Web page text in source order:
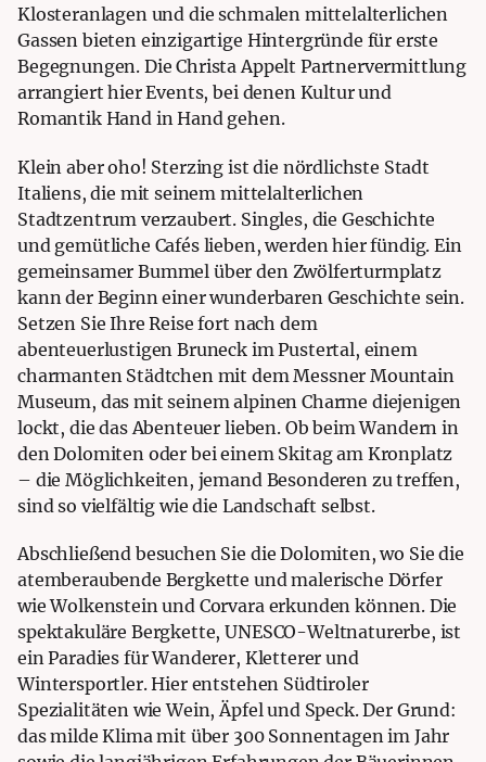
Klosteranlagen und die schmalen mittelalterlichen
Gassen bieten einzigartige Hintergründe für erste
Begegnungen. Die Christa Appelt Partnervermittlung
arrangiert hier Events, bei denen Kultur und
Romantik Hand in Hand gehen.
Klein aber oho! Sterzing ist die nördlichste Stadt
Italiens, die mit seinem mittelalterlichen
Stadtzentrum verzaubert. Singles, die Geschichte
und gemütliche Cafés lieben, werden hier fündig. Ein
gemeinsamer Bummel über den Zwölferturmplatz
kann der Beginn einer wunderbaren Geschichte sein.
Setzen Sie Ihre Reise fort nach dem
abenteuerlustigen Bruneck im Pustertal, einem
charmanten Städtchen mit dem Messner Mountain
Museum, das mit seinem alpinen Charme diejenigen
lockt, die das Abenteuer lieben. Ob beim Wandern in
den Dolomiten oder bei einem Skitag am Kronplatz
– die Möglichkeiten, jemand Besonderen zu treffen,
sind so vielfältig wie die Landschaft selbst.
Abschließend besuchen Sie die Dolomiten, wo Sie die
atemberaubende Bergkette und malerische Dörfer
wie Wolkenstein und Corvara erkunden können. Die
spektakuläre Bergkette, UNESCO-Weltnaturerbe, ist
ein Paradies für Wanderer, Kletterer und
Wintersportler. Hier entstehen Südtiroler
Spezialitäten wie Wein, Äpfel und Speck. Der Grund:
das milde Klima mit über 300 Sonnentagen im Jahr